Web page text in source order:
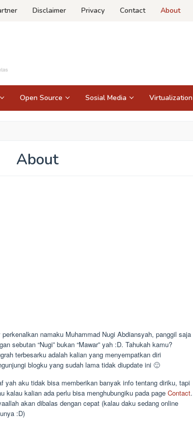
Disclaimer Privacy Contact About
Open Source Sosial Media Virtualization
About
perkenalkan namaku Muhammad Nugi Abdiansyah, panggil saja
sebutan “Nugi” bukan “Mawar” yah :D. Tahukah kamu?
terbesarku adalah kalian yang menyempatkan diri
blogku yang sudah lama tidak diupdate ini 🙂
yah aku tidak bisa memberikan banyak info tentang diriku, tapi
kalau kalian ada perlu bisa menghubungiku pada page Contact.
akan dibalas dengan cepat (kalau daku sedang online
:D)